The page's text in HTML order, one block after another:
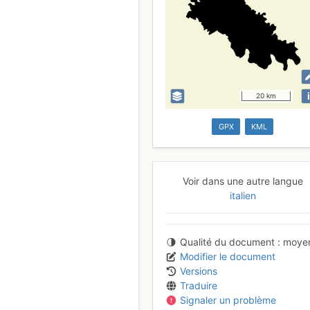
20 km i
GPX KML
Voir dans une autre langue
italien
Qualité du document
Modifier le document
Versions
Traduire
Signaler un problème